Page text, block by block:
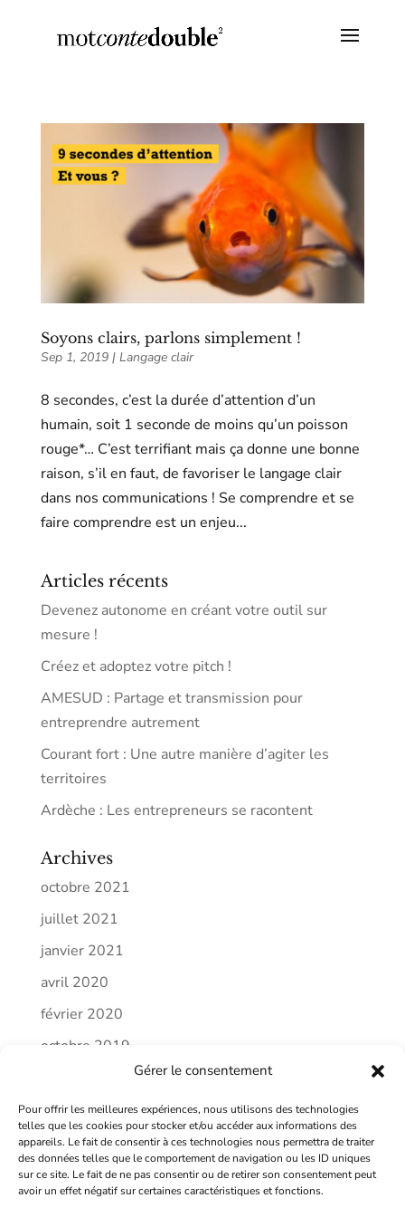
Gérer le consentement
Pour offrir les meilleures expériences, nous utilisons des technologies
telles que les cookies pour stocker et/ou accéder aux informations des
appareils. Le fait de consentir à ces technologies nous permettra de traiter
des données telles que le comportement de navigation ou les ID uniques
sur ce site. Le fait de ne pas consentir ou de retirer son consentement peut
avoir un effet négatif sur certaines caractéristiques et fonctions.
Soyons clairs, parlons simplement !
Sep 1, 2019| Langage clair
8 secondes, c’est la durée d’attention d’un
humain, soit 1 seconde de moins qu’un poisson
rouge*… C’est terrifiant mais ça donne une bonne
raison, s’il en faut, de favoriser le langage clair
dans nos communications ! Se comprendre et se
faire comprendre est un enjeu...
Articles récents
Devenez autonome en créant votre outil sur
mesure !
Créez et adoptez votre pitch !
AMESUD : Partage et transmission pour
entreprendre autrement
Courant fort : Une autre manière d’agiter les
territoires
Ardèche : Les entrepreneurs se racontent
Archives
octobre 2021
juillet 2021
janvier 2021
avril 2020
février 2020
octobre 2019
septembre 2019
Catégories
communication publique
humeur